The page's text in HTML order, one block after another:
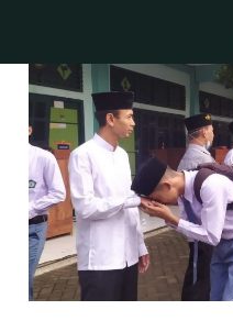
content